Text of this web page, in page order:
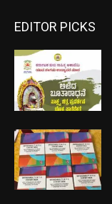
EDITOR PICKS